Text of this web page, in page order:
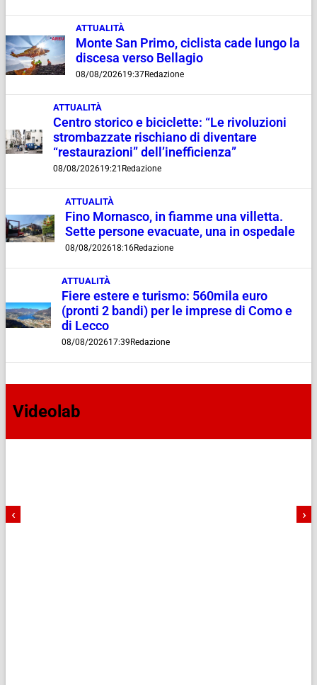
ATTUALITÀ
Monte San Primo, ciclista cade lungo la
discesa verso Bellagio
08/08/202619:37Redazione
ATTUALITÀ
Centro storico e biciclette: “Le rivoluzioni
strombazzate rischiano di diventare
“restaurazioni” dell’inefficienza”
08/08/202619:21 Redazione
ATTUALITÀ
Fino Mornasco, in fiamme una villetta.
Sette persone evacuate, una in ospedale
08/08/202618:16Redazione
ATTUALITÀ
Fiere estere e turismo: 560mila euro
(pronti 2 bandi) per le imprese di Como e
di Lecco
08/08/202617:39 Redazione
Videolab
‹ ›